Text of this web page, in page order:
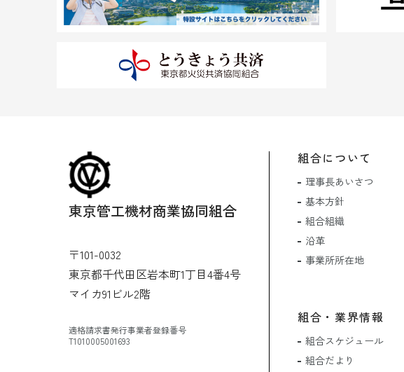
東京管工機材商業協同組合
〒101-0032
東京都千代田区岩本町1丁目4番4号
マイカ91ビル2階
適格請求書発行事業者登録番号
T1010005001693
組合について
理事長あいさつ
基本方針
組合組織
沿革
事業所所在地
組合・業界情報
組合スケジュール
組合だより